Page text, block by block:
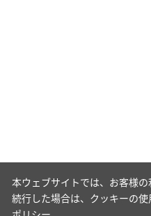
本ウェブサイトでは、お客様
続行した場合は、クッキーの